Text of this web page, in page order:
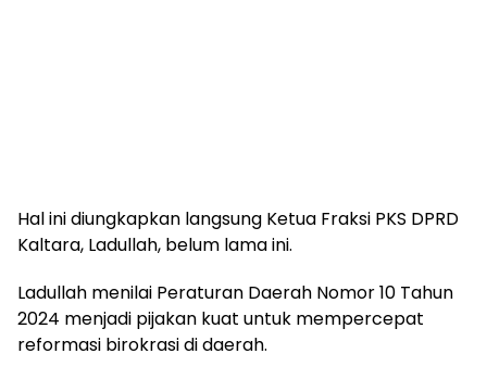
Hal ini diungkapkan langsung Ketua Fraksi PKS DPRD
Kaltara, Ladullah, belum lama ini.
Ladullah menilai Peraturan Daerah Nomor 10 Tahun
2024 menjadi pijakan kuat untuk mempercepat
reformasi birokrasi di daerah.